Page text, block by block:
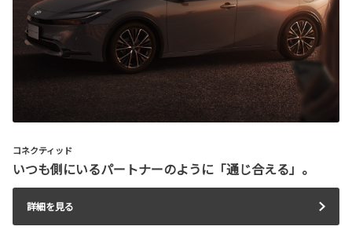
コネクティッド
いつも側にいるパートナーのように「通じ合える」。
詳細を見る